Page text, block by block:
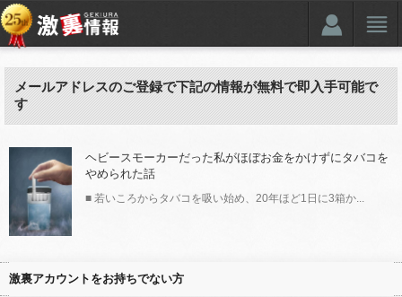
メールアドレスのご登録で下記の情報が無料で即入手可能で
す
ヘビースモーカーだった私がほぼお金をかけずにタバコを
やめられた話
■ 若いころからタバコを吸い始め、20年ほど1日に3箱か...
激裏アカウントをお持ちでない方